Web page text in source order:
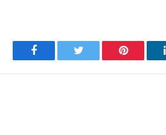
Facebook Twitter Pinterest